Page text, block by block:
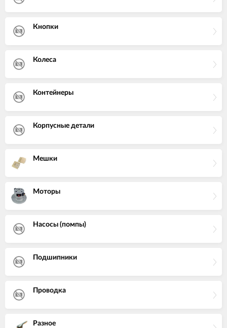
Кнопки
Колеса
Контейнеры
Корпусные детали
Мешки
Моторы
Насосы (помпы)
Подшипники
Проводка
Разное